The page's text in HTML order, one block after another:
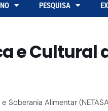
PESQUISA
e Cultural
Soberania Alimentar